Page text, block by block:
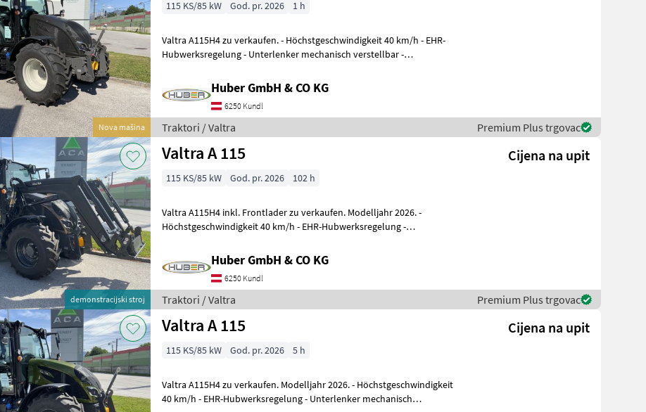
Nova mašina
115 KS/85 kW God. pr. 2026 1 h
Valtra A115H4 zu verkaufen. - Höchstgeschwindigkeit 40 km/h - EHR-
Hubwerksregelung - Unterlenker mechanisch verstellbar -
Huber GmbH & CO KG
6250 Kundl
Traktori / Valtra Premium Plus trgovac
demonstracijski stroj
Valtra A 115 Cijena na upit
115 KS/85 kW God. pr. 2026 102 h
Valtra A115H4 inkl. Frontlader zu verkaufen. Modelljahr 2026. -
Höchstgeschwindigkeit 40 km/h - EHR-Hubwerksregelung -
Huber GmbH & CO KG
6250 Kundl
Traktori / Valtra Premium Plus trgovac
Valtra A 115 Cijena na upit
115 KS/85 kW God. pr. 2026 5 h
Valtra A115H4 zu verkaufen. Modelljahr 2026. - Höchstgeschwindigkeit
40 km/h - EHR-Hubwerksregelung - Unterlenker mechanisch